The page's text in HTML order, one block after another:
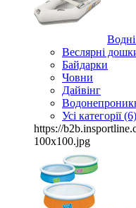
Веслярні
Байдарки
Човни
Дайвінг
Усі категорії (6)
https://
100x100.jpg